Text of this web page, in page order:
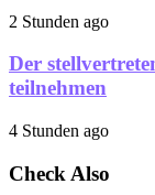
2 Stunden ago
Der
teilnehmen
4 Stunden ago
Check Also